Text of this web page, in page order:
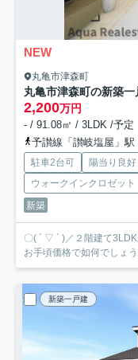
NEW
丸亀市津森町
丸亀市津森町の新築一
2,200万円
- / 91.08㎡ / 3LDK /予定
予讃線「讃岐塩屋」駅
駐車2台可 陽当り良好
ウォークインクロゼット
新築
〇( ´ ▽ ` )／２階建て
お手頃価格で如何でしょ
新築一戸建